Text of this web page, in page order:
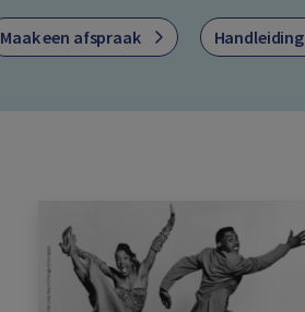
Maak een afspraak Handleiding